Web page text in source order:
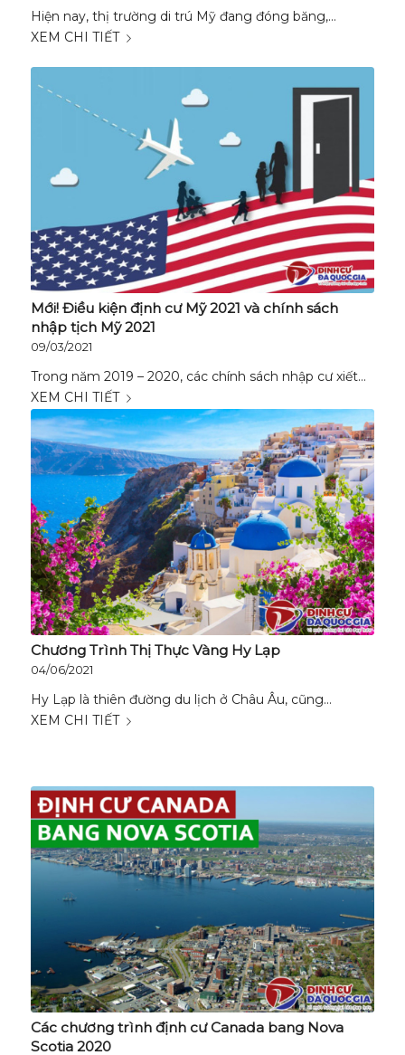
Hiện nay, thị trường di trú Mỹ đang đóng băng,…
XEM CHI TIẾT
Mới! Điều kiện định cư Mỹ 2021 và chính sách
nhập tịch Mỹ 2021
09/03/2021
Trong năm 2019 – 2020, các chính sách nhập cư xiết…
XEM CHI TIẾT
Chương Trình Thị Thực Vàng Hy Lạp
04/06/2021
Hy Lạp là thiên đường du lịch ở Châu Âu, cũng…
XEM CHI TIẾT
Các chương trình định cư Canada bang Nova
Scotia 2020